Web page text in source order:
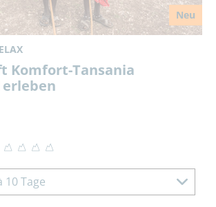
Neu
Komfort-Tansania
erleben
10 Tage